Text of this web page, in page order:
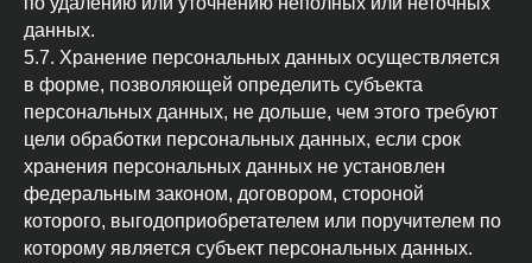
данных.
5.7. Хранение персональных данных осуществляется
в форме, позволяющей определить субъекта
персональных данных, не дольше, чем этого требуют
цели обработки персональных данных, если срок
хранения персональных данных не установлен
федеральным законом, договором, стороной
которого, выгодоприобретателем или поручителем по
которому является субъект персональных данных.